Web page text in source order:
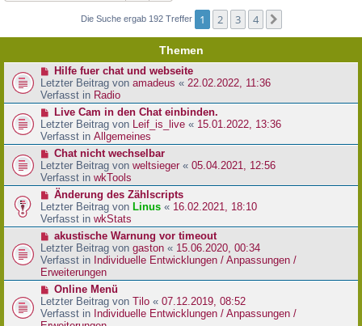
Die Suche ergab 192 Treffer 1 2 3 4
Themen
N
e
u
e
r
B
e
t
r
a
g
Hilfe fuer chat und webseite
Letzter Beitrag von amadeus « 22.02.2022, 11:36
Verfasst in Radio
N
e
u
e
r
B
e
t
r
a
g
Live Cam in den Chat einbinden.
Letzter Beitrag von Leif_is_live « 15.01.2022, 13:36
Verfasst in Allgemeines
N
e
u
e
r
B
e
t
r
a
g
Chat nicht wechselbar
Letzter Beitrag von weltsieger « 05.04.2021, 12:56
Verfasst in wkTools
N
e
u
e
r
B
e
i
r
a
Änderung des Zählscripts
Letzter Beitrag von Linus « 16.02.2021, 18:10
Verfasst in wkStats
N
e
u
e
r
B
e
i
akustische Warnung vor timeout
Letzter Beitrag von gaston « 15.06.2020, 00:34
Verfasst in Individuelle Entwicklungen / Anpassungen /
Erweiterungen
N
e
u
Online Menü
Letzter Beitrag von Tilo « 07.12.2019, 08:52
Verfasst in Individuelle Entwicklungen / Anpassungen /